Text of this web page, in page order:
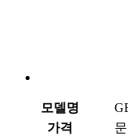
모델명
가격